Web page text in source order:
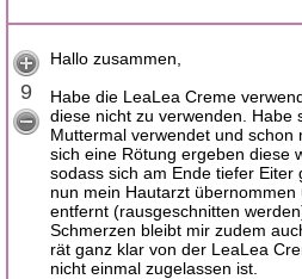
9
Hallo zusammen,
Habe die LeaLea Creme
diese nicht zu verwenden. Habe
Muttermal verwendet und schon
sich eine Rötung ergeben diese
sodass sich am Ende tiefer
nun mein Hautarzt
entfernt (rausgeschnitten
Schmerzen bleibt mir zudem
rät ganz klar von der LeaLea
nicht einmal zugelassen ist.